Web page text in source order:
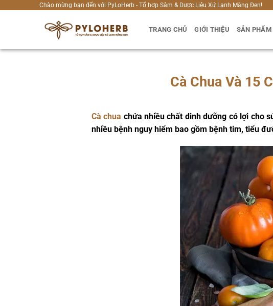
Chào mừng bạn đến với PyLoHerb - Tổ hợp Sâm & Dược Liệu Xứ Lạnh Măng Đen!
TRANG CHỦ GIỚI THIỆU SẢN PHẨM
Cà Chua Và 15
Cà chua chứa nhiều chất dinh dưỡng có lợi cho
nhiều bệnh nguy hiểm bao gồm bệnh tim, tiểu